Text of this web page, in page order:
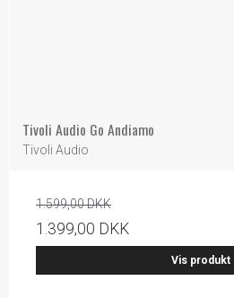
Tivoli Audio Go Andiamo
Tivoli Audio
1.599,00 DKK
1.399,00 DKK
Vis produkt